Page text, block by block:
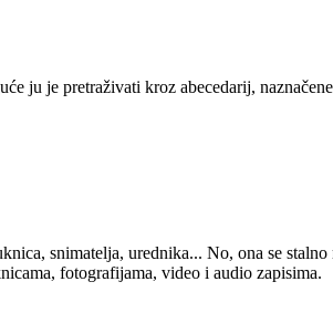
ju je pretraživati kroz abecedarij,
snimatelja, urednika... No, ona se
fotografijama, video i audio zapisima.